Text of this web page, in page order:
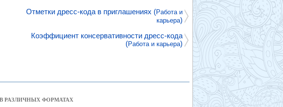
Отметки дресс-кода в приглашениях (Работа и
карьера)
Коэффициент консервативности дресс-кода
(Работа и карьера)
РАЗЛИЧНЫХ ФОРМАТАХ